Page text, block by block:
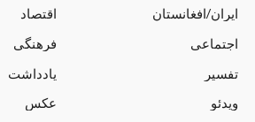
ایران/افغانستان
اقتصاد
اجتماعی
فرهنگی
تفسیر
یادداشت
ویدئو
عکس